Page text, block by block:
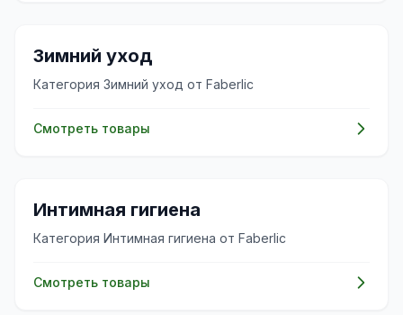
🧴
Зимний уход
Категория Зимний уход от Faberlic
Смотреть товары
✨
Интимная гигиена
Категория Интимная гигиена от Faberlic
Смотреть товары